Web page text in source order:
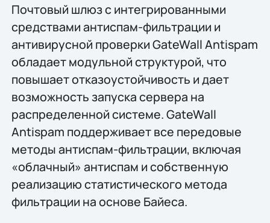
Почтовый шлюз с интегрированными
средствами антиспам-фильтрации и
антивирусной проверки GateWall Antispam
обладает модульной структурой, что
повышает отказоустойчивость и дает
возможность запуска сервера на
распределенной системе. GateWall
Antispam поддерживает все передовые
методы антиспам-фильтрации, включая
«облачный» антиспам и собственную
реализацию статистического метода
фильтрации на основе Байеса.